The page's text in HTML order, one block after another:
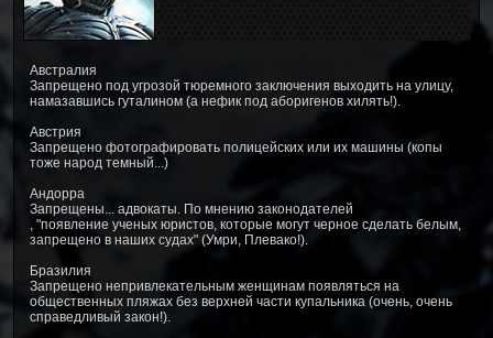
Австралия
Запрещено под угрозой тюремного заключения выходить на улицу,
намазавшись гуталином (а нефик под аборигенов хилять!).
Австрия
Запрещено фотографировать полицейских или их машины (копы
тоже народ темный...)
Андорра
Запрещены... адвокаты. По мнению законодателей
, "появление ученых юристов, которые могут черное сделать белым,
запрещено в наших судах" (Умри, Плевако!).
Бразилия
Запрещено непривлекательным женщинам появляться на
общественных пляжах без верхней части купальника (очень, очень
справедливый закон!).